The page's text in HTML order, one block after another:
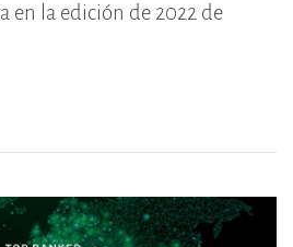
en la edición de 2022 de